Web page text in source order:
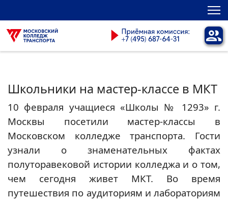
Школьники на мастер-классе в МКТ
10 февраля учащиеся «Школы № 1293» г.
Москвы посетили мастер-классы в
Московском колледже транспорта. Гости
узнали о знаменательных фактах
полуторавековой истории колледжа и о том,
чем сегодня живет МКТ. Во время
путешествия по аудиториям и лабораториям